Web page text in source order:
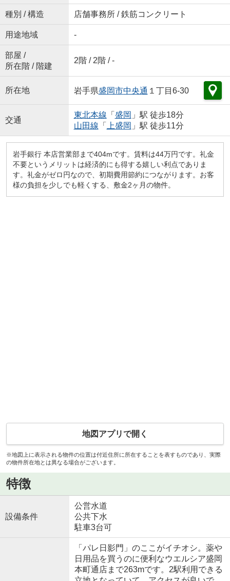
種別 / 構造 店舗事務所 / 鉄筋コンクリート
用途地域 -
部屋 /
所在階 / 階建
2階 / 2階 / -
所在地 岩手県盛岡市中央通 １丁目6-30
交通
東北本線 「 盛岡 」駅 徒歩18分
山田線 「 上盛岡 」駅 徒歩11分
岩手銀行 本店営業部まで404mです。賃料は44万円です。礼金
不要というメリットは経済的にも得する嬉しい利点でありま
す。礼金がゼロ円なので、初期費用節約につながります。お客
様の負担を少しでも軽くする、敷金2ヶ月の物件。
地図アプリで開く
※地図上に表示される物件の位置は付近住所に所在することを表すものであり、実際
の物件所在地とは異なる場合がございます。
特徴
設備条件
公営水道
公共下水
駐車3台可
「パレ日影門」のここがイチオシ。薬や
日用品を買うのに便利なウエルシア盛岡
本町通店まで263mです。2駅利用できる